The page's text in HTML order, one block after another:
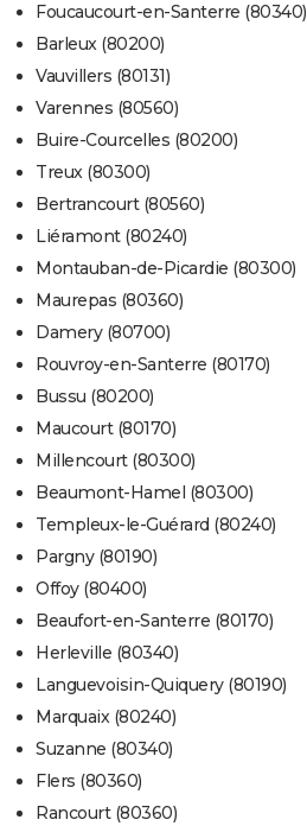
Foucaucourt-en-Santerre (80340)
Barleux (80200)
Vauvillers (80131)
Varennes (80560)
Buire-Courcelles (80200)
Treux (80300)
Bertrancourt (80560)
Liéramont (80240)
Montauban-de-Picardie (80300)
Maurepas (80360)
Damery (80700)
Rouvroy-en-Santerre (80170)
Bussu (80200)
Maucourt (80170)
Millencourt (80300)
Beaumont-Hamel (80300)
Templeux-le-Guérard (80240)
Pargny (80190)
Offoy (80400)
Beaufort-en-Santerre (80170)
Herleville (80340)
Languevoisin-Quiquery (80190)
Marquaix (80240)
Suzanne (80340)
Flers (80360)
Rancourt (80360)